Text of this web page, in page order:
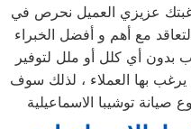
عزيزي العميل نحرص في
مع أهم و أفضل الخبراء
بدون أي كلل أو ملل لتوفير
بها العملاء ، لذلك سوف
توشيبا الاسماعيلية